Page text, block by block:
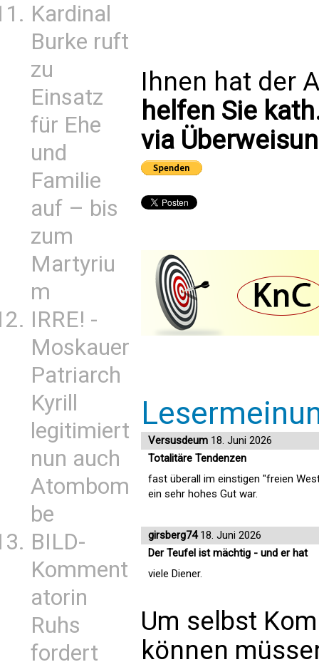
Kardinal
Burke ruft
zu
Einsatz
für Ehe
und
Familie
auf – bis
zum
Martyriu
m
IRRE! -
Moskauer
Patriarch
Kyrill
legitimiert
nun auch
Atombom
be
BILD-
Komment
atorin
Ruhs
fordert
Ihnen hat der
helfen Sie
via
Versusdeum 18. Juni 2026
Totalitäre Tendenzen
fast überall im einstigen "freien
ein sehr hohes Gut war.
girsberg7418. Juni 2026
Der Teufel ist mächtig - und er hat
viele Diener.
Um selbst
können